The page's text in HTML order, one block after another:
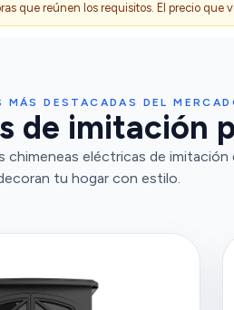
que reúnen los requisitos. El precio que
MÁS DESTACADAS DEL
de imitación
eléctricas de
tu hogar con estilo.